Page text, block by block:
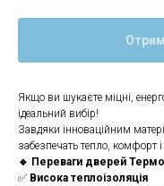
Якщо ви шукаєте міцні,
ідеальний вибір!
Завдяки інноваційним
забезпечать тепло, комфорт
🔹 Переваги дверей
✅ Висока теплоізоляція